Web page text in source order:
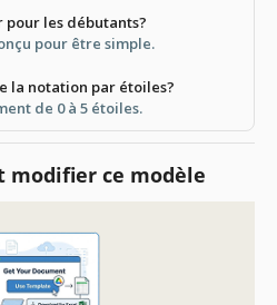
les débutants?
pour être simple.
la notation par étoiles?
de 0 à 5 étoiles.
ce modèle